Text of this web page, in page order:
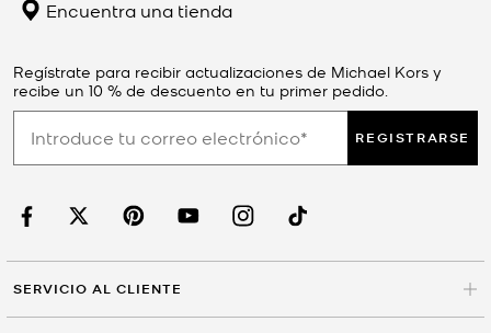
Encuentra una tienda
Regístrate para recibir actualizaciones de Michael Kors y
recibe un 10 % de descuento en tu primer pedido.
REGISTRARSE
SERVICIO AL CLIENTE